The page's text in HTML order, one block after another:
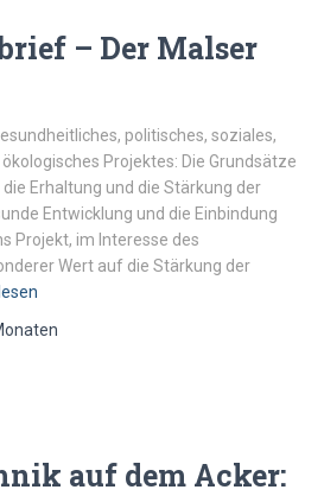
– Der Malser
politisches, soziales,
Projektes: Die Grundsätze
die Erhaltung und die Stärkung der
Entwicklung und die Einbindung
Projekt, im Interesse des
Wert auf die Stärkung der
auf dem Acker: